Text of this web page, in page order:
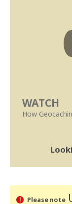
WATCH
How
Please note